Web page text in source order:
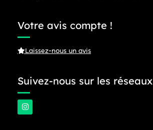
Votre avis compte !
Laissez-nous un avis
Suivez-nous sur les réseaux